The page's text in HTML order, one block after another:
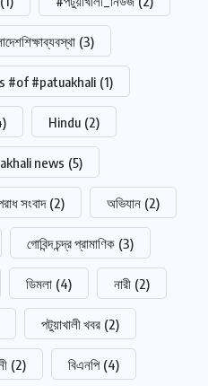
(3)
#of #patuakhali (1)
Hindu (2)
news (5)
সংবাদ (2) অভিযান (2)
গোবিন্দ চন্দ্র প্রামাণিক (3)
ডিমলা (4) নারী (2)
পটুয়াখালী খবর (2)
(2) বিএনপি (4)